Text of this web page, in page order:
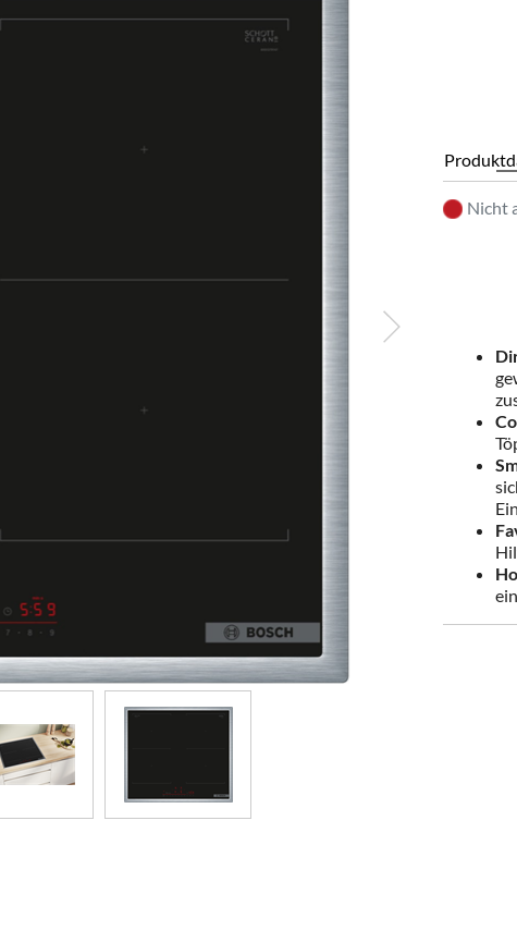
Nicht